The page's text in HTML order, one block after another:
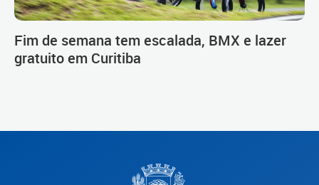
Fim de semana tem escalada, BMX e lazer
gratuito em Curitiba